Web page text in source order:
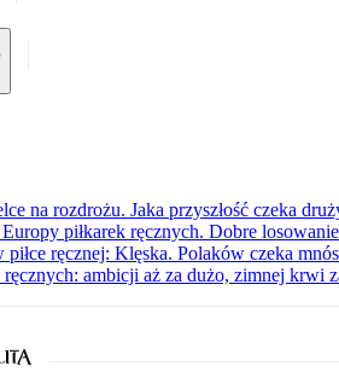
na rozdrożu. Jaka przyszłość czeka
piłkarek ręcznych. Dobre
piłce ręcznej: Klęska. Polaków czeka
ambicji aż za dużo, zimnej krwi